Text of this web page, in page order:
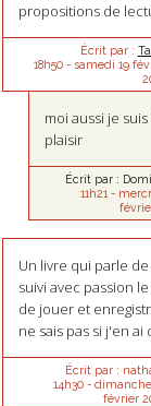
propositions de
Écrit par :
18h50- samedi 19
moi aussi je
plaisir
Écrit par :
11h21 -
Un livre qui parle
suivi avec passion
de jouer et
ne sais pas si j'en
Écrit par :
14h30-
février